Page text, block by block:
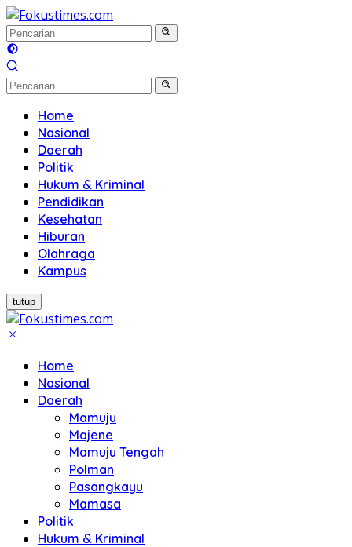
Langsung
ke
konten
Home
Nasional
Daerah
Politik
Hukum & Kriminal
Pendidikan
Kesehatan
Hiburan
Olahraga
Kampus
tutup
Home
Nasional
Daerah
Mamuju
Majene
Mamuju Tengah
Polman
Pasangkayu
Mamasa
Politik
Hukum & Kriminal